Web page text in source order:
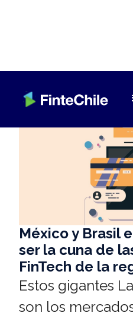
México y Brasil
ser la cuna de
FinTech de la
Estos gigantes
son los